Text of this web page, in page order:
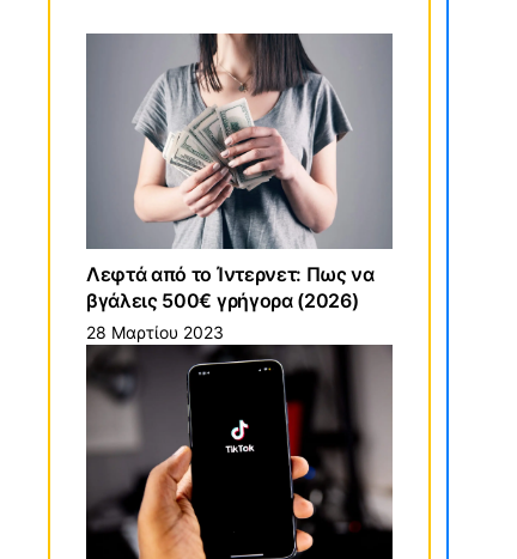
Λεφτά από το Ίντερνετ: Πως να
βγάλεις 500€ γρήγορα (2026)
28 Μαρτίου 2023